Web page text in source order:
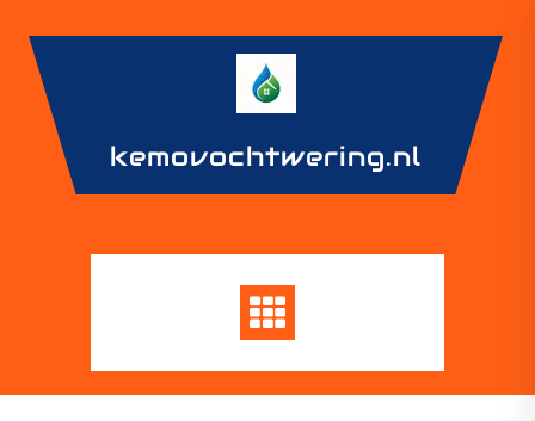
content
kemovochtwering.nl